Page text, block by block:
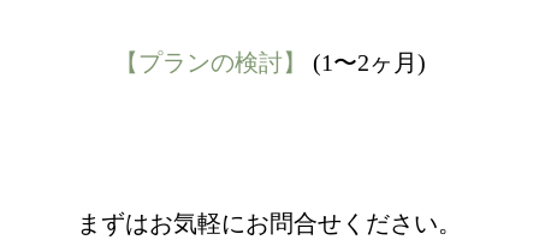
【プランの検討】 (1〜2ヶ月)
まずはお気軽にお問合せください。